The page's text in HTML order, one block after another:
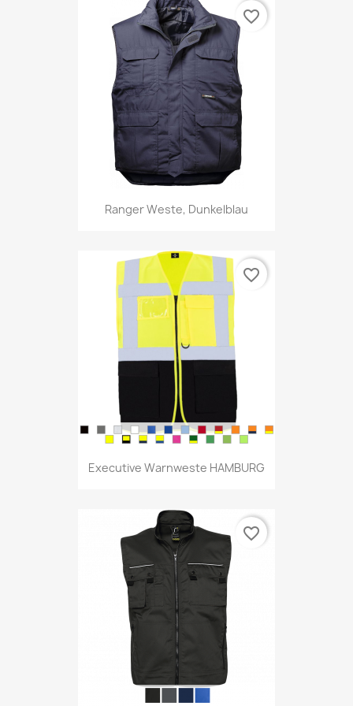
Ranger Weste, Dunkelblau
favorite_border
Executive Warnweste HAMBURG
favorite_border
favorite_border